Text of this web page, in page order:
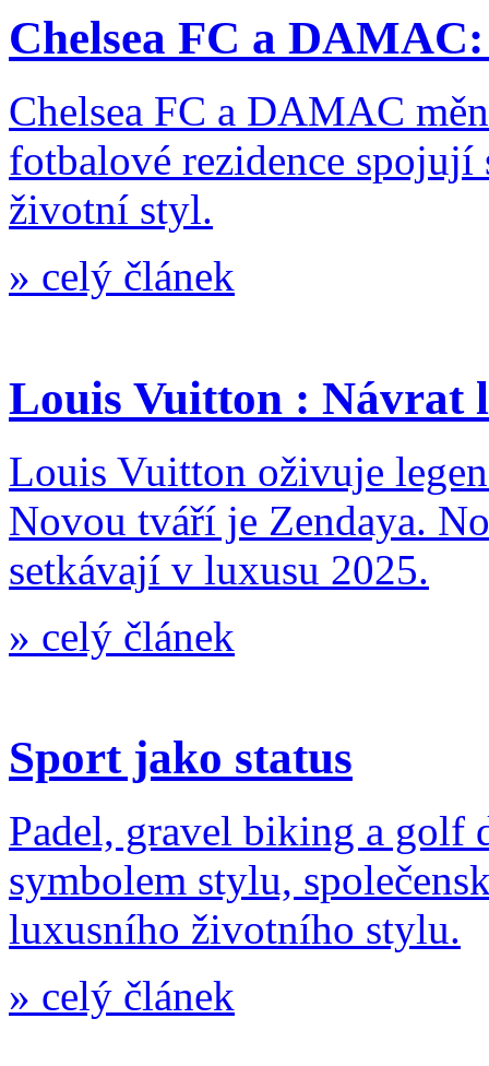
Chelsea FC a
Chelsea FC a DAMAC
fotbalové rezidence
životní styl.
» celý článek
Louis Vuitton : Návrat
Louis Vuitton oživuje
Novou tváří je Zendaya.
setkávají v luxusu 2025.
» celý článek
Sport jako status
Padel, gravel biking a golf
symbolem stylu,
luxusního životního stylu.
» celý článek